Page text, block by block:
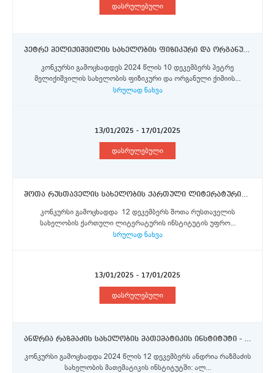
დასრულებული
პეტრე მელიქიშვილის სახელობის ფიზიკური და ორგანული ქიმიის ინსტიტუტი - უფროსი მეცნიერი თანამშრომლები
კონკურსი გამოცხადდეს 2024 წლის 10 დეკემბერს პეტრე
მელიქიშვილის სახელობის ფიზიკური და ორგანული ქიმიის...
სრულად ნახვა
13/01/2025 - 17/01/2025
დასრულებული
შოთა რუსთაველის სახელობის ქართული ლიტერატურის ინსტიტუტი - უფროსი მეცნიერი თანამშრომლები
კონკურსი გამოცხადდა 12 დეკემბერს შოთა რუსთაველის
სახელობის ქართული ლიტერატურის ინსტიტუტის უფრო...
სრულად ნახვა
13/01/2025 - 17/01/2025
დასრულებული
ანდრია რაზმაძის სახელობის მათემატიკის ინსტიტუტი - უფროსი მეცნიერი თანამშრომელი
კონკურსი გამოცხადდა 2024 წლის 12 დეკემბერს ანდრია რაზმაძის
სახელობის მათემატიკის ინსტიტუტში: ალ...